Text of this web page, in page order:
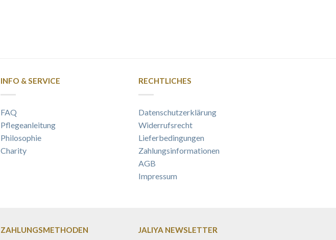
INFO & SERVICE
FAQ
Pflegeanleitung
Philosophie
Charity
RECHTLICHES
Datenschutzerklärung
Widerrufsrecht
Lieferbedingungen
Zahlungsinformationen
AGB
Impressum
ZAHLUNGSMETHODEN JALIYA NEWSLETTER